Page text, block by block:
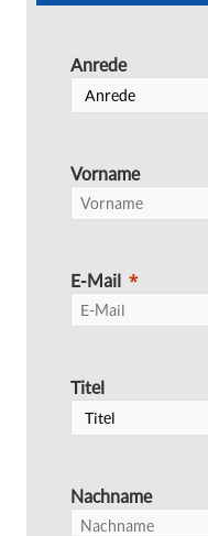
Anrede
Vorname
E-Mail
Titel
Nachname